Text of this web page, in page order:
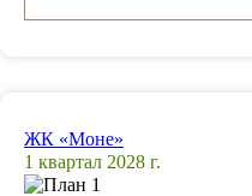
ЖК «Моне»
1 квартал 2028 г.